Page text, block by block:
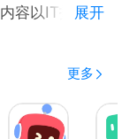
容以IT技术为
交流的小组、
搜索站内内容
解业内动态的
展开
更多